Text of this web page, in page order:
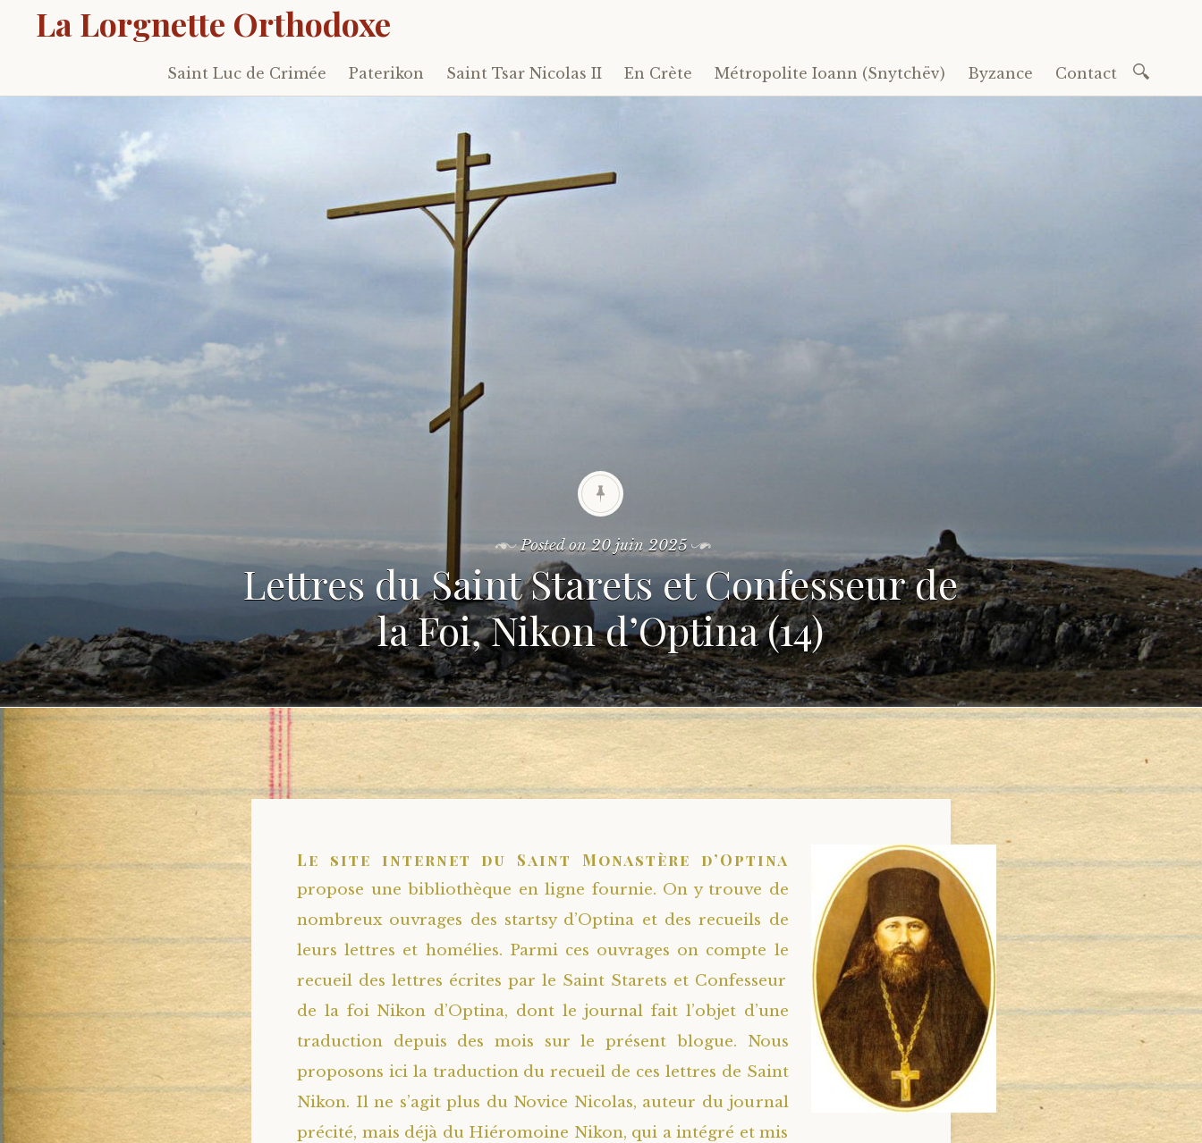
La Lorgnette Orthodoxe
Skip
to
Saint Luc de Crimée Paterikon Saint Tsar Nicolas II En Crète Métropolite Ioann (Snytchëv) Byzance Contact
Posted on20 juin 2025
Lettres du Saint Starets et Confesseur de
la Foi, Nikon d’Optina (14)
Le site internet du Saint Monastère d’Optina
propose une bibliothèque en ligne fournie. On y trouve de
nombreux ouvrages des startsy d’Optina et des recueils de
leurs lettres et homélies. Parmi ces ouvrages on compte le
recueil des lettres écrites par le Saint Starets et Confesseur
de la foi Nikon d’Optina, dont le journal fait l’objet d’une
traduction depuis des mois sur le présent blogue. Nous
proposons ici la traduction du recueil de ces lettres de Saint
Nikon. Il ne s’agit plus du Novice Nicolas, auteur du journal
précité, mais déjà du Hiéromoine Nikon, qui a intégré et mis